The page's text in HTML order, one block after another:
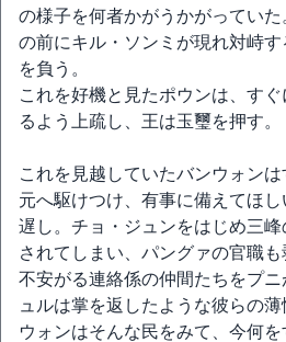
の様子を何者かがうかがってい
の前にキル・ソンミが現れ対峙
を負う。
これを好機と見たポウンは、す
るよう上疏し、王は玉璽を押す。
これを見越していたバンウォン
元へ駆けつけ、有事に備えてほ
遅し。チョ・ジュンをはじめ三
されてしまい、パングァの官職も
不安がる連絡係の仲間たちをプ
ュルは掌を返したような彼らの
ウォンはそんな民をみて、今何を